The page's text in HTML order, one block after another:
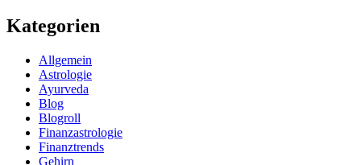
Kategorien
Allgemein
Astrologie
Ayurveda
Blog
Blogroll
Finanzastrologie
Finanztrends
Gehirn